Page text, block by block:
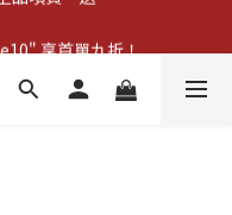
項買一送一